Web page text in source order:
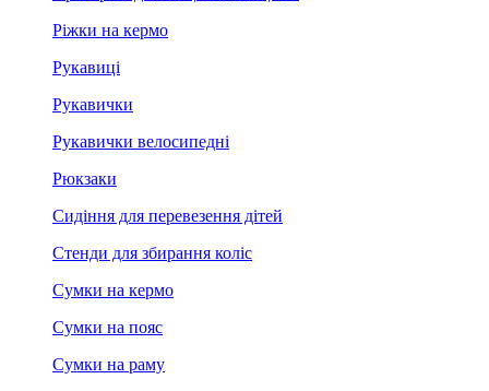
Ріжки на кермо
Рукавиці
Рукавички
Рукавички велосипедні
Рюкзаки
Сидіння для перевезення дітей
Стенди для збирання коліс
Сумки на кермо
Сумки на пояс
Сумки на раму